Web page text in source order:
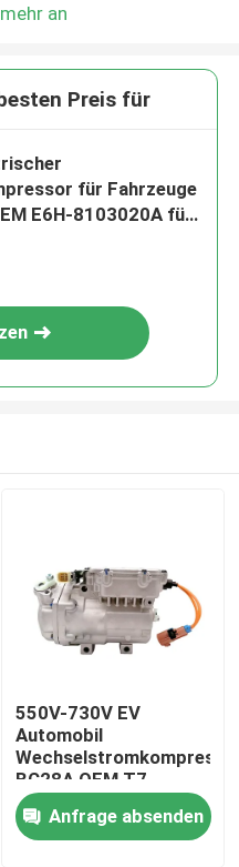
an
Preis für
für Fahrzeuge
E6H-8103020A für
550V-730V EV
Automobil
BC28A OEM T7-
8103020 Für BYD
TruckAnfrage absenden